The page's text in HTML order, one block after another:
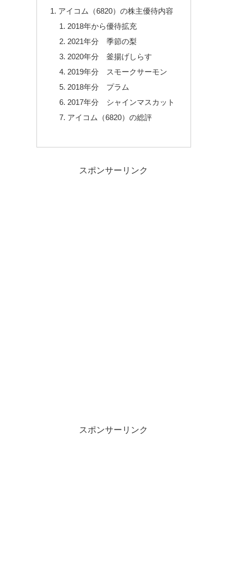
アイコム（6820）の株主優待内容
2018年から優待拡充
2021年分 季節の梨
2020年分 釜揚げしらす
2019年分 スモークサーモン
2018年分 プラム
2017年分 シャインマスカット
アイコム（6820）の総評
スポンサーリンク
スポンサーリンク